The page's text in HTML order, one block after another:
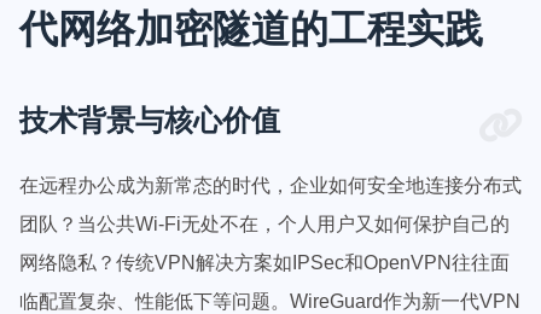
代网络加密隧道的工程实践
技术背景与核心价值
在远程办公成为新常态的时代，企业如何安全地连接分布式
团队？当公共Wi-Fi无处不在，个人用户又如何保护自己的
网络隐私？传统VPN解决方案如IPSec和OpenVPN往往面
临配置复杂、性能低下等问题。WireGuard作为新一代VPN